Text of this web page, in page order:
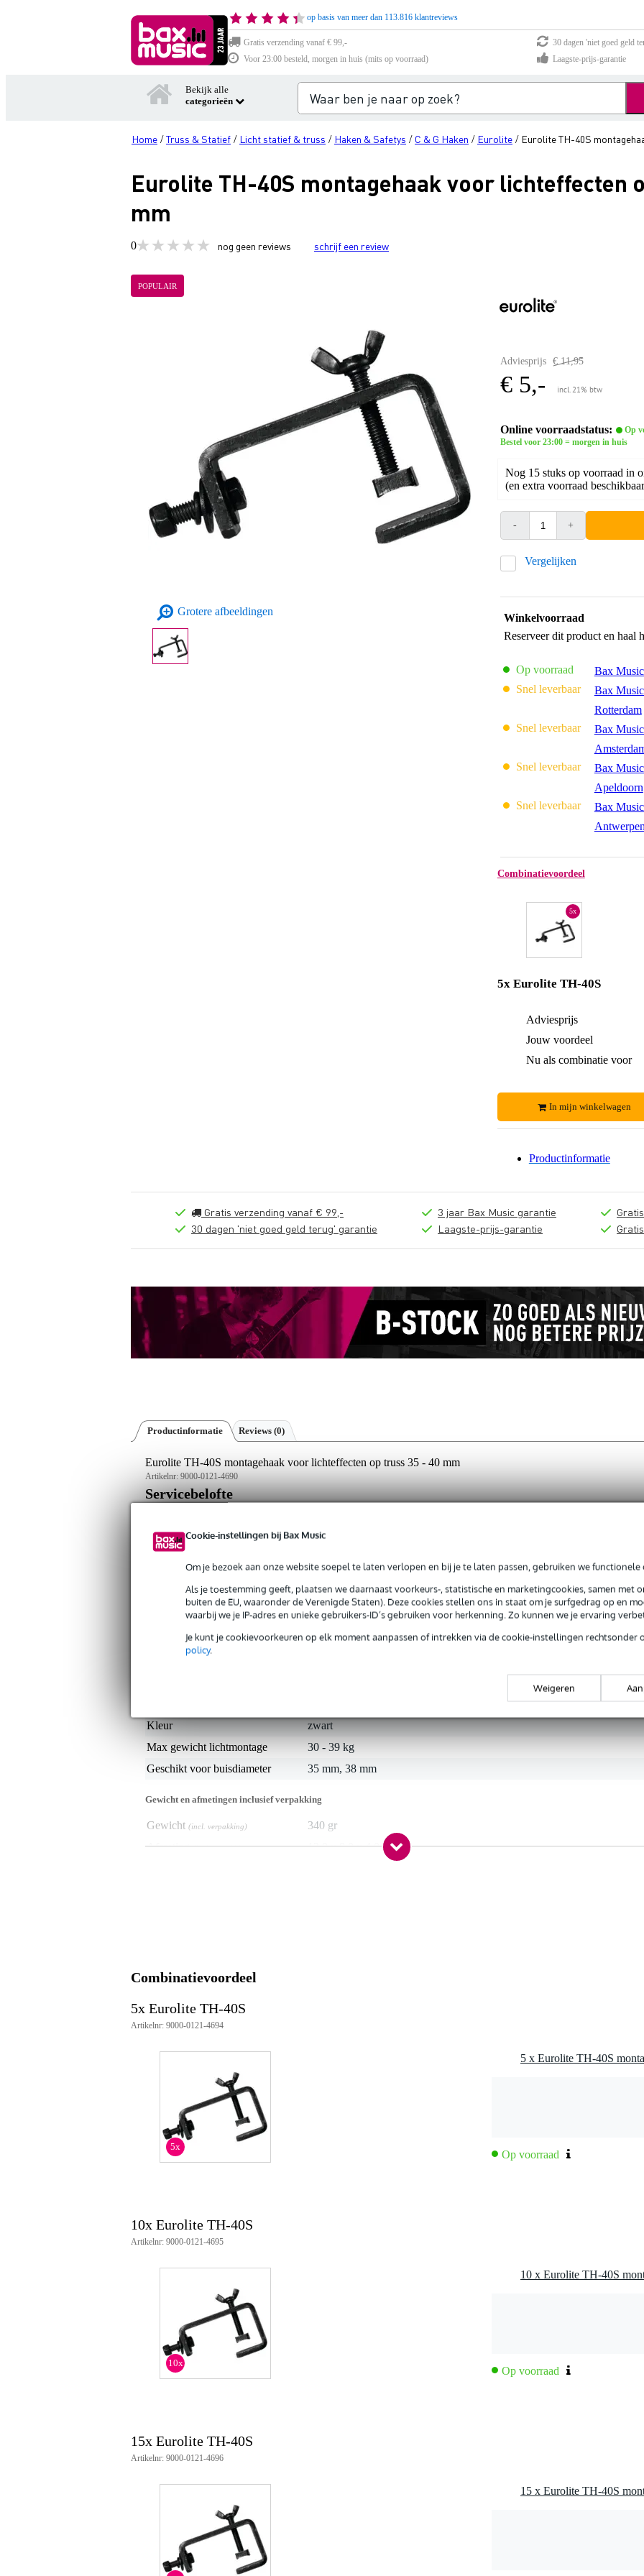
Cookie-instellingen bij Bax Music
Om je bezoek aan onze website soepel te laten verlopen en bij je te laten passen, gebruiken we functionele
Als je toestemming geeft, plaatsen we daarnaast voorkeurs-, statistische en marketingcookies, samen met
buiten de EU, waaronder de Verenigde Staten). Deze cookies stellen ons in staat om je surfgedrag op en
waarbij we je IP-adres en unieke gebruikers-ID’s gebruiken voor herkenning. Zo kunnen we je ervaring
Je kunt je cookievoorkeuren op elk moment aanpassen of intrekken via de cookie-instellingen rechtsonder
policy.
Weigeren
op basis van meer dan 113.816 klantreviews
Gratis verzending vanaf € 99,-
30 dagen 'niet goed geld
Voor 23:00 besteld, morgen in huis (mits op voorraad)
Laagste-prijs-garantie
Bekijk alle
categorieën
Home /Truss & Statief / Licht statief & truss / Haken & Safetys / C & G Haken / Eurolite / Eurolite TH-40S
Eurolite TH-40S montagehaak voor lichteffecten
mm
0 nog geen reviews schrijf een review
POPULAIR
Grotere afbeeldingen
Adviesprijs € 11,95
€ 5,- incl. 21% btw
Online voorraadstatus:
Op
Bestel voor 23:00 = morgen in huis
Nog 15 stuks op voorraad in
(en extra voorraad
- +
Vergelijken
Winkelvoorraad
Reserveer dit product en haal
Op voorraad Bax
Snel leverbaar
Bax
Rotterdam
Snel leverbaar
Bax
Snel leverbaar
Bax
Apeldoorn
Snel leverbaar
Bax
Antwerpen
Combinatievoordeel
5x
5x Eurolite TH-40S
Adviesprijs
Jouw voordeel
Nu als combinatie voor
In mijn winkelwagen
Productinformatie
Gratis verzending vanaf € 99,-
30 dagen 'niet goed geld terug' garantie
3 jaar Bax Music garantie
Laagste-prijs-garantie
Productinformatie Reviews (0)
Eurolite TH-40S montagehaak voor lichteffecten op truss 35 - 40 mm
Artikelnr: 9000-0121-4690
Servicebelofte
Op dit product krijg je 3 jaar Bax Music Garantie.
Eurolite TH-40S montagehaak met 30 kilogram draagvermogen. Geschikt voor het monteren van
lichteffecten en dergelijke apparatuur op je truss-systeem. Compaitbel met 35 - 40 mm trussbuizen.
Specificaties
Kleur
zwart
Max gewicht lichtmontage
30 - 39 kg
Geschikt voor buisdiameter
35 mm, 38 mm
Gewicht en afmetingen inclusief verpakking
Gewicht (incl. verpakking)
340 gr
Afmeting(incl. verpakking) 12,0 x 8,0 x 4,0 cm
Combinatievoordeel
5x Eurolite TH-40S
Artikelnr: 9000-0121-4694
5x
Op voorraad
10x Eurolite TH-40S
Artikelnr: 9000-0121-4695
10x
Op voorraad
15x Eurolite TH-40S
Artikelnr: 9000-0121-4696